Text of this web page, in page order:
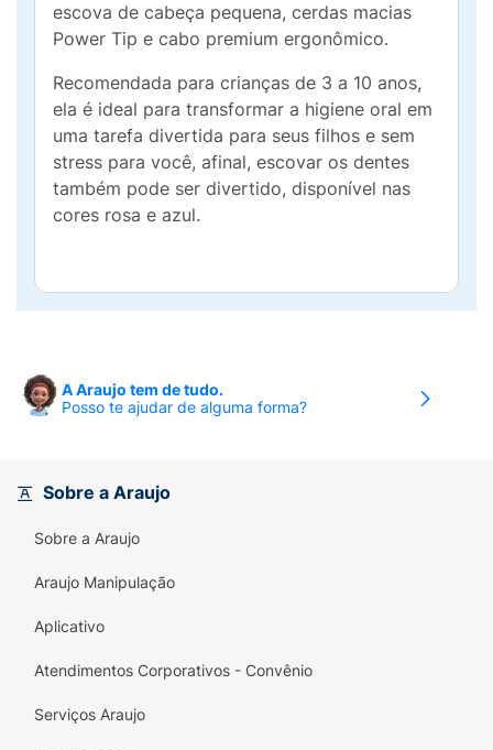
escova de cabeça pequena, cerdas macias
Power Tip e cabo premium ergonômico.
Recomendada para crianças de 3 a 10 anos,
ela é ideal para transformar a higiene oral em
uma tarefa divertida para seus filhos e sem
stress para você, afinal, escovar os dentes
também pode ser divertido, disponível nas
cores rosa e azul.
A Araujo tem de tudo.
Posso te ajudar de alguma forma?
Sobre a Araujo
Sobre a Araujo
Araujo Manipulação
Aplicativo
Atendimentos Corporativos - Convênio
Serviços Araujo